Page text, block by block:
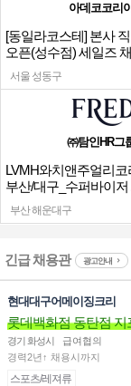
아데코코리
[동일라코스테] 본사
오픈(성수점) 세일즈
서울 성동구
㈜탐인HR그
LVMH와치앤주얼리코
부산/대구_수퍼바이저
채용
부산 해운대구
긴급 채용관 광고안내
현대대구어메이징크리
롯데백화점 동탄점 지
경기 화성시
급여협의
경력2년↑ 채용시까지
스포츠/레져류